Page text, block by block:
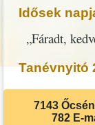
Idősek
„Fáradt,
Tanévnyitó
7143
782 E-